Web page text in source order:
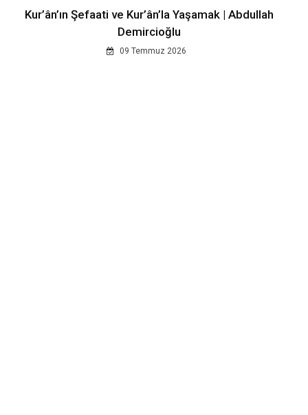
Kur’ân’ın Şefaati ve Kur’ân’la Yaşamak | Abdullah
Demircioğlu
09 Temmuz 2026